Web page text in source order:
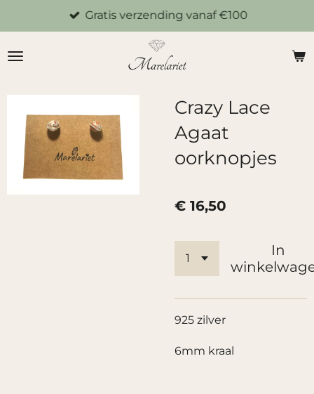
direct
naar
Gratis verzending vanaf €100
Crazy Lace
Agaat
oorknopjes
€ 16,50
In
925 zilver
6mm kraal